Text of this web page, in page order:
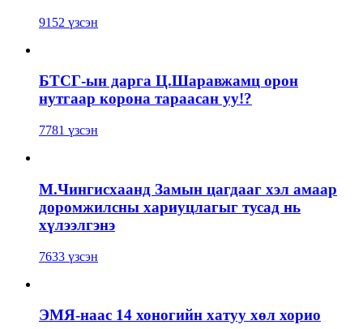
9152 үзсэн
БТСГ-ын дарга Ц.Шаравжамц орон
нутгаар корона тараасан уу!?
7781 үзсэн
М.Чингисхаанд Замын цагдааг хэл амаар
доромжилсны хариуцлагыг тусад нь
хүлээлгэнэ
7633 үзсэн
ЭМЯ-наас 14 хоногийн хатуу хөл хорио